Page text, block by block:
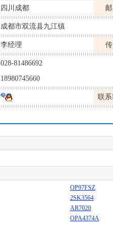
四川成都
成都市双流县九江镇
李经理
028-81486692
18980745660
联
OP97FSZ
2SK3564
AR7020
OPA4374A